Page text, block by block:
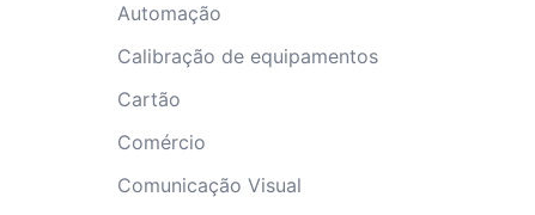
Automação
Calibração de equipamentos
Cartão
Comércio
Comunicação Visual